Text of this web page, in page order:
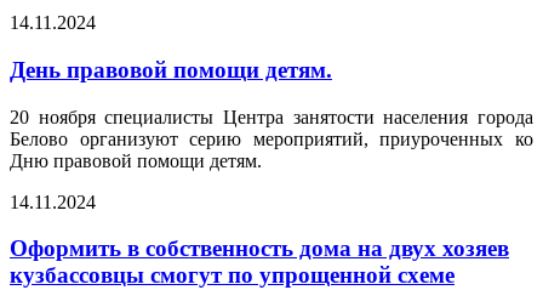
14.11.2024
День правовой помощи детям.
20 ноября специалисты Центра занятости населения города
Белово организуют серию мероприятий, приуроченных ко
Дню правовой помощи детям.
14.11.2024
Оформить в собственность дома на двух хозяев
кузбассовцы смогут по упрощенной схеме